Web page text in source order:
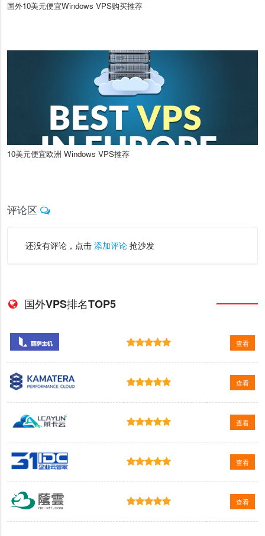
国外10美元便宜Windows VPS购买推荐
10美元便宜欧洲 Windows VPS推荐
评论区
还没有评论，点击 添加评论抢沙发
国外VPS排名TOP5
查看
查看
查看
查看
查看